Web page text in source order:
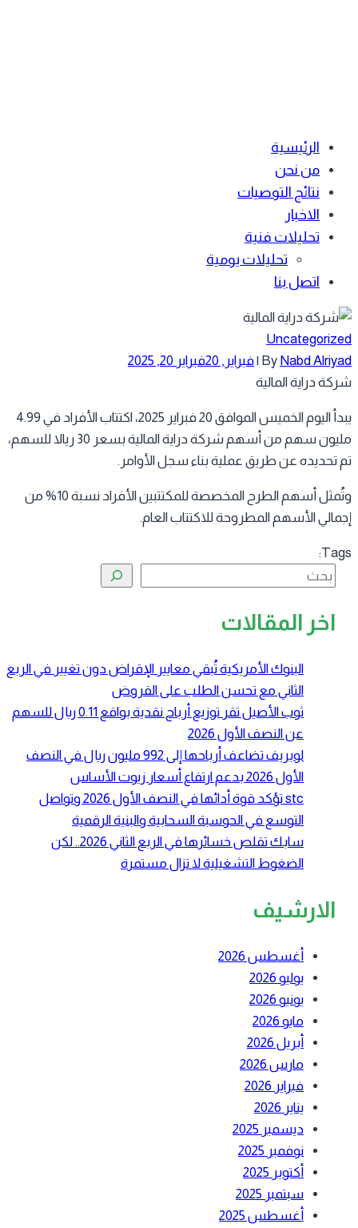
الرئيسية
من نحن
نتائج التوصيات
الاخبار
تحليلات فنية
تحليلات يومية
اتصل بنا
ByNabd
|فبراير, 20
فبراير 20, 2025
دراية المالية
يبدأ اليوم الخميس الموافق 20 فبراير 2025، اكتتاب الأفراد في 4.99
مليون سهم من أسهم شركة دراية المالية بسعر 30 ريالا للسهم،
تحديده عن طريق عملية بناء سجل الأوامر.
وتُمثل أسهم الطرح المخصصة للمكتتبين الأفراد نسبة 10% من
الأسهم المطروحة للاكتتاب العام.
البحث
اخر المقالات
البنوك الأمريكية تُبقي معايير الإقراض دون تغيير في الربع
الثاني مع تحسن الطلب على القروض
ثوب الأصيل تقر توزيع أرباح نقدية بواقع 0.11 ريال للسهم
عن النصف الأول 2026
لوبريف تضاعف أرباحها إلى 992 مليون ريال في النصف
الأول 2026 بدعم ارتفاع أسعار زيوت الأساس
stc تؤكد قوة أدائها في النصف الأول 2026 وتواصل
التوسع في الحوسبة السحابية والبنية الرقمية
سابك تقلص خسائرها في الربع الثاني 2026.. لكن
الضغوط التشغيلية لا تزال مستمرة
الارشيف
أغسطس 2026
يوليو 2026
يونيو 2026
مايو 2026
أبريل 2026
مارس 2026
فبراير 2026
يناير 2026
ديسمبر 2025
نوفمبر 2025
أكتوبر 2025
سبتمبر 2025
أغسطس 2025